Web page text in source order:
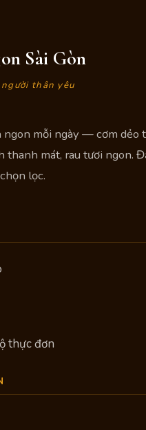
Sài Gòn
thân yêu
ngon mỗi ngày — cơm dẻo
thanh mát, rau tươi ngon.
lọc.
thực đơn